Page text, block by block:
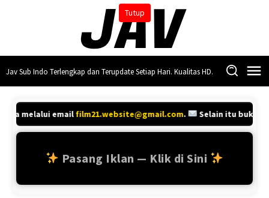
Tutup
Jav Sub Indo Terlengkap dan Terupdate Setiap Hari. Kualitas HD.
melalui emailfilm21.website@gmail.com. Selain itu bukan
Pasang Iklan — Klik di Sini